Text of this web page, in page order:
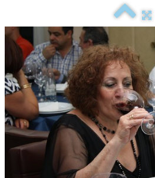
Hacerse socio
Log diploma en Pdf
Fotos▼
Sistemas Digitales
Noticias de interés
Contacto